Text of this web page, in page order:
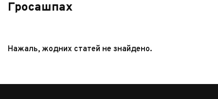
Гросашпах
Нажаль, жодних статей не знайдено.